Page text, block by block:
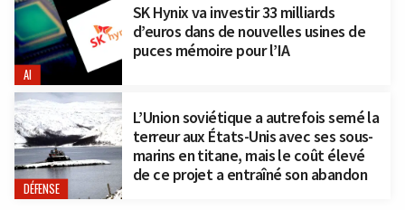
AI
SK Hynix va investir 33 milliards
d’euros dans de nouvelles usines de
puces mémoire pour l’IA
DÉFENSE
L’Union soviétique a autrefois semé la
terreur aux États-Unis avec ses sous-
marins en titane, mais le coût élevé
de ce projet a entraîné son abandon